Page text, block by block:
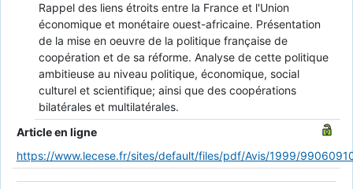
Rappel des liens étroits entre la France et l'Union
économique et monétaire ouest-africaine. Présentation
de la mise en oeuvre de la politique française de
coopération et de sa réforme. Analyse de cette politique
ambitieuse au niveau politique, économique, social
culturel et scientifique; ainsi que des coopérations
bilatérales et multilatérales.
Article en ligne
https://www.lecese.fr/sites/default/files/pdf/Avis/1999/